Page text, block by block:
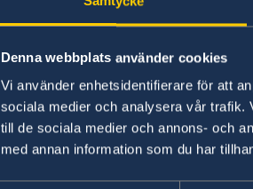
Denna webbplats använder cookies
Vi använder enhetsidentifierare för att
sociala medier och analysera vår trafik.
till de sociala medier och annons- och
med annan information som du har